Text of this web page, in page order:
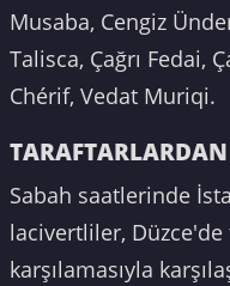
Musaba, Cengiz
Talisca, Çağrı Fedai,
Chérif, Vedat Muriqi.
Sabah saatlerinde
lacivertliler,
karşılamasıyla